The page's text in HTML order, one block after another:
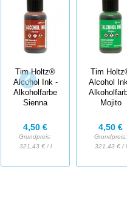
Tim Holtz®
Alcohol Ink -
Alkoholfarbe
Sienna
4,50 €
Grundpreis:
321,43 € / l
Tim
Alcohol
Mojito
4,50 €
Grundpreis:
321,43 € / l